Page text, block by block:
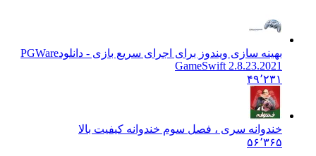
بهینه سازی ویندوز برای اجرای سریع بازی - دانلودPGWare
GameSwift 2.8.23.2021
۴۹٬۲۳۱
خندوانه سری ، فصل سوم خندوانه کیفیت بالا
۵۶٬۳۶۵